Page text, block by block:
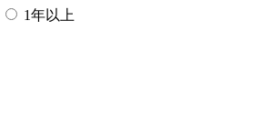
1年以上